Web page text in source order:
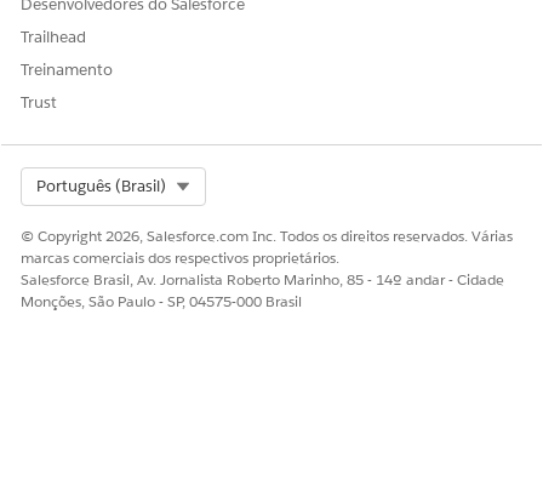
pode ser usado
posteriormente na
numeração da política de
sequência subsequente,
garantindo que não haja
ESTE ARTIGO RESOLVEU SEU PROBLEMA?
Diga-nos para podermos melhorar!
Sim
Desenvolvedores do Salesforce
Trailhead
Treinamento
Trust
Português (Brasil)
© Copyright 2026, Salesforce.com Inc. Todos os direitos reservados. Várias
marcas comerciais dos respectivos proprietários.
Salesforce Brasil, Av. Jornalista Roberto Marinho, 85 - 14º andar - Cidade
Monções, São Paulo - SP, 04575-000 Brasil